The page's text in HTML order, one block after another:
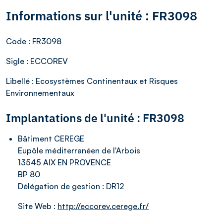
Informations sur l'unité : FR3098
Code : FR3098
Sigle : ECCOREV
Libellé : Ecosystèmes Continentaux et Risques
Environnementaux
Implantations de l'unité : FR3098
Bâtiment CEREGE
Eupôle méditerranéen de l'Arbois
13545 AIX EN PROVENCE
BP 80
Délégation de gestion : DR12
Site Web : http://eccorev.cerege.fr/